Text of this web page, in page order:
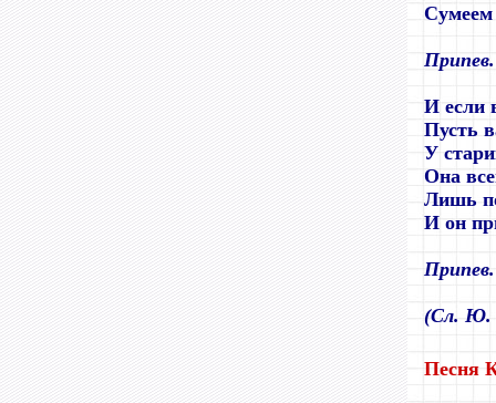
Припев.
И если
Пусть
У
Она
Лишь
И он
Припев.
(Сл. Ю.
Песня